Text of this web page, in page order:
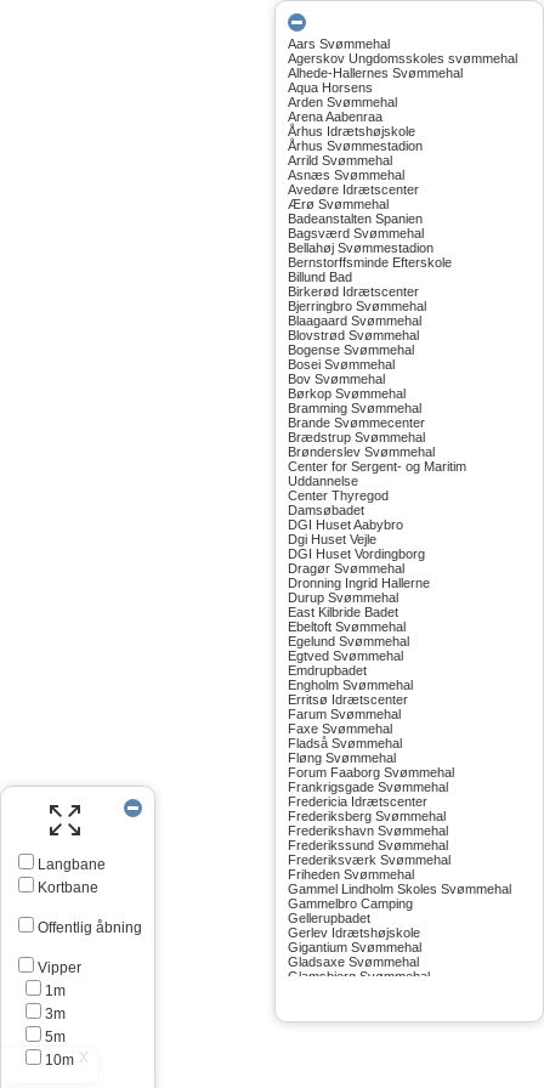
Langbane
Kortbane
Offentlig åbning
Vipper
1m
3m
5m
10m
Aars Svømmehal
Agerskov Ungdomsskoles svømmehal
Alhede-Hallernes Svømmehal
Aqua Horsens
Arden Svømmehal
Arena Aabenraa
Århus Idrætshøjskole
Århus Svømmestadion
Arrild Svømmehal
Asnæs Svømmehal
Avedøre Idrætscenter
Ærø Svømmehal
Badeanstalten Spanien
Bagsværd Svømmehal
Bellahøj Svømmestadion
Bernstorffsminde Efterskole
Billund Bad
Birkerød Idrætscenter
Bjerringbro Svømmehal
Blaagaard Svømmehal
Blovstrød Svømmehal
Bogense Svømmehal
Bosei Svømmehal
Bov Svømmehal
Børkop Svømmehal
Bramming Svømmehal
Brande Svømmecenter
Brædstrup Svømmehal
Brønderslev Svømmehal
Center for Sergent- og Maritim
Uddannelse
Center Thyregod
Damsøbadet
DGI Huset Aabybro
Dgi Huset Vejle
DGI Huset Vordingborg
Dragør Svømmehal
Dronning Ingrid Hallerne
Durup Svømmehal
East Kilbride Badet
Ebeltoft Svømmehal
Egelund Svømmehal
Egtved Svømmehal
Emdrupbadet
Engholm Svømmehal
Erritsø Idrætscenter
Farum Svømmehal
Faxe Svømmehal
Fladså Svømmehal
Fløng Svømmehal
Forum Faaborg Svømmehal
Frankrigsgade Svømmehal
Fredericia Idrætscenter
Frederiksberg Svømmehal
Frederikshavn Svømmehal
Frederikssund Svømmehal
Frederiksværk Svømmehal
Friheden Svømmehal
Gammel Lindholm Skoles Svømmehal
Gammelbro Camping
Gellerupbadet
Gerlev Idrætshøjskole
Gigantium Svømmehal
Gladsaxe Svømmehal
Glamsbjerg Svømmehal
Greve Svømmehal